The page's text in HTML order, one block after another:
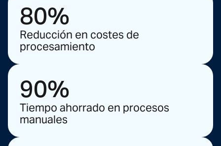
80%
Reducción en costes de
procesamiento
90%
Tiempo ahorrado en procesos
manuales